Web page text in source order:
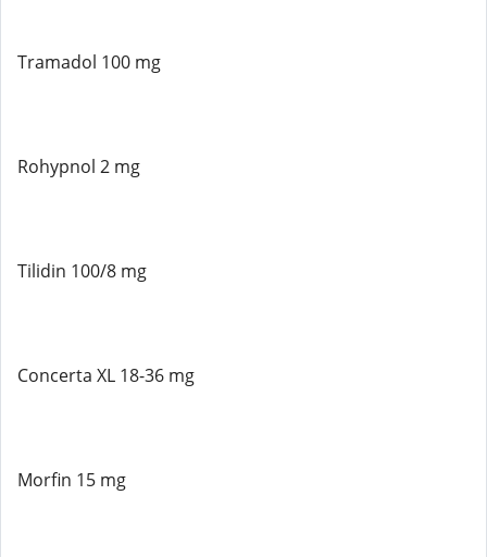
Tramadol 100 mg
Rohypnol 2 mg
Tilidin 100/8 mg
Concerta XL 18-36 mg
Morfin 15 mg